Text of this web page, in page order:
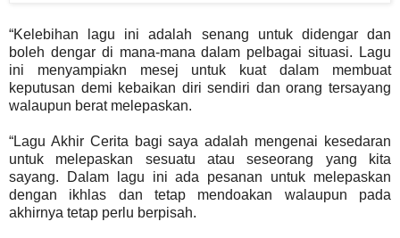
“Kelebihan lagu ini adalah senang untuk didengar dan
boleh dengar di mana-mana dalam pelbagai situasi. Lagu
ini menyampiakn mesej untuk kuat dalam membuat
keputusan demi kebaikan diri sendiri dan orang tersayang
walaupun berat melepaskan.
“Lagu Akhir Cerita bagi saya adalah mengenai kesedaran
untuk melepaskan sesuatu atau seseorang yang kita
sayang. Dalam lagu ini ada pesanan untuk melepaskan
dengan ikhlas dan tetap mendoakan walaupun pada
akhirnya tetap perlu berpisah.